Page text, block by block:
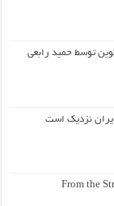
توسط حمید رابعی
نزدیک است
From the